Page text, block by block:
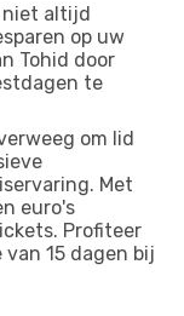
niet altijd
op uw
Tohid door
te
om lid
Met
euro's
Profiteer
15 dagen bij